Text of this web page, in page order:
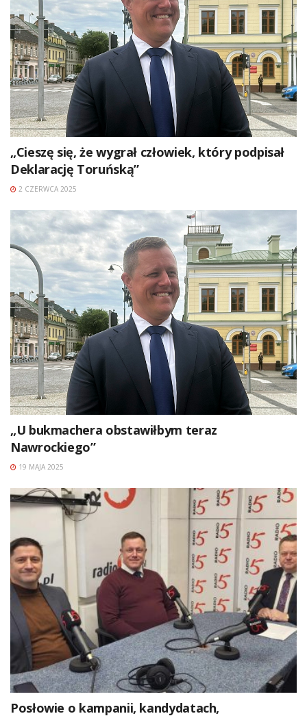
„Cieszę się, że wygrał człowiek, który podpisał
Deklarację Toruńską”
2 CZERWCA 2025
„U bukmachera obstawiłbym teraz
Nawrockiego”
19 MAJA 2025
Posłowie o kampanii, kandydatach,